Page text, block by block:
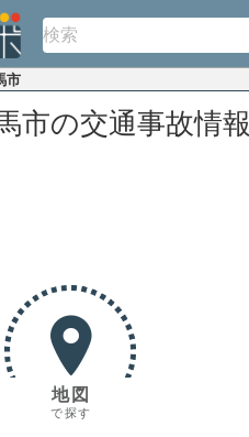
市
市の交通事故情報
地図
で探す